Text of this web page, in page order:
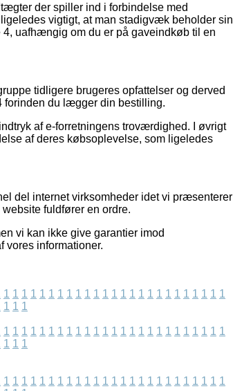
der spiller ind i forbindelse med
vigtigt, at man stadigvæk beholder sin
uafhængig om du er på gaveindkøb til en
tidligere brugeres opfattelser og derved
forinden du lægger din bestilling.
af e-forretningens troværdighed. I øvrigt
af deres købsoplevelse, som ligeledes
del internet virksomheder idet vi præsenterer
fuldfører en ordre.
vi kan ikke give garantier imod
vores informationer.
1 1 1 1 1 1 1 1 1 1 1 1 1 1 1 1 1 1 1 1 1 1 1 1 1
1 1 1
1 1 1 1 1 1 1 1 1 1 1 1 1 1 1 1 1 1 1 1 1 1 1 1 1
1 1 1
1 1 1 1 1 1 1 1 1 1 1 1 1 1 1 1 1 1 1 1 1 1 1 1 1